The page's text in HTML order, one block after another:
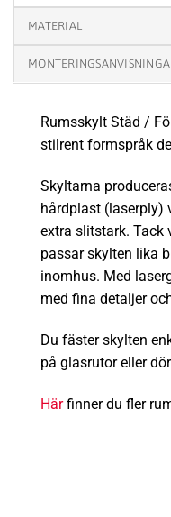
MATERIAL
Rumsskylt Städ /
stilrent formspråk
Skyltarna
hårdplast (laserply)
extra slitstark. Tack
passar skylten lika
inomhus. Med
med fina detaljer
Du fäster skylten
på glasrutor eller
Här finner du fler